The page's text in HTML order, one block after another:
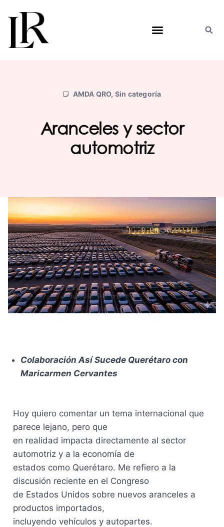
contenido
AMDA QRO, Sin categoría
Aranceles y sector
automotriz
Colaboración Así Sucede Querétaro con
Maricarmen Cervantes
Hoy quiero comentar un tema internacional que
parece lejano, pero que
en realidad impacta directamente al sector
automotriz y a la economía de
estados como Querétaro. Me refiero a la
discusión reciente en el Congreso
de Estados Unidos sobre nuevos aranceles a
productos importados,
incluyendo vehículos y autopartes.